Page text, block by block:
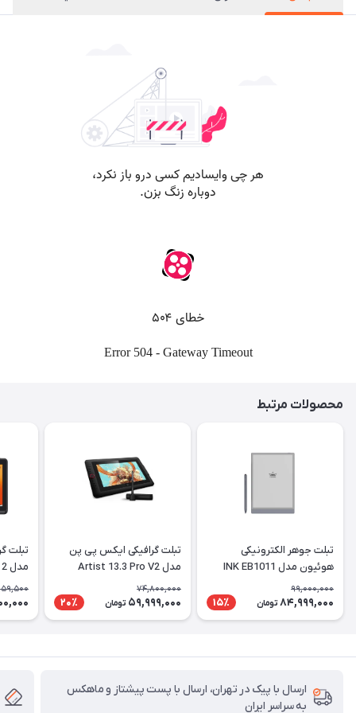
محصولات مرتبط
تبلت جوهر الکترونیکی
هوئیون مدل INK EB1011
99,000,000
84,999,000 تومان 15٪
تبلت گرافیکی ایکس پی پن
مدل Artist 13.3 Pro V2
(جدید و ارتقا یافته)
74,800,000
59,999,000 تومان 20٪
تبلت
مدل Artist Pro 22 (Gen 2)
ارسال با پیک در تهران، ارسال با پست پیشتاز و ماهکس
به سراسر ایران